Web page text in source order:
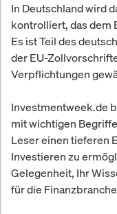
In Deutschland wird
kontrolliert, das dem
Es ist Teil des
der EU-
Verpflichtungen
Investmentweek.de
mit wichtigen
Leser einen tieferen
Investieren zu
Gelegenheit, Ihr
für die